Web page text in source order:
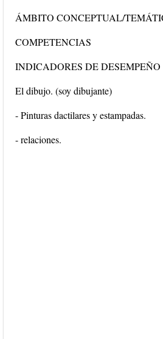
ÁMBITO CONCEPTUAL/
COMPETENCIAS
INDICADORES DE DESEMPEÑO
El dibujo. (soy dibujante)
- Pinturas dactilares y estampadas.
- relaciones.